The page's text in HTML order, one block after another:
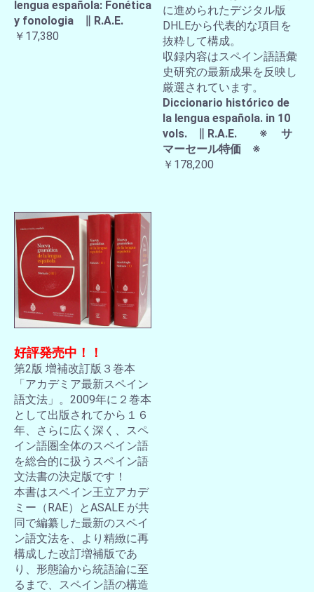
lengua española: Fonética
y fonologia ∥ R.A.E.
￥17,380
に進められたデジタル版
DHLEから代表的な項目を
抜粋して構成。
収録内容はスペイン語語彙
史研究の最新成果を反映し
厳選されています。
Diccionario histórico de
la lengua española. in 10
vols. ∥ R.A.E. ※ サ
マーセール特価 ※
￥178,200
好評発売中！！
第2版 増補改訂版３巻本
「アカデミア最新スペイン
語文法」。2009年に２巻本
として出版されてから１６
年、さらに広く深く、スペ
イン語圏全体のスペイン語
を総合的に扱うスペイン語
文法書の決定版です！
本書はスペイン王立アカデ
ミー（RAE）とASALE が共
同で編纂した最新のスペイ
ン語文法を、より精緻に再
構成した改訂増補版であ
り、形態論から統語論に至
るまで、スペイン語の構造